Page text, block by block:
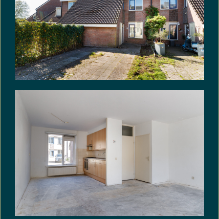
onjuistheden, onvolledigheden of de gevolgen
daarvan.
Alle opgegeven maten en oppervlakten zijn
indicatief. De oppervlakten zijn gemeten conform
de Branche Brede Meetinstructie (BBMI), die is
gebaseerd op de NEN2580 norm.
Koper heeft een eigen onderzoeksplicht naar alle
zaken die voor hem of haar van belang zijn. De
makelaar treedt op als adviseur van verkoper. Wij
Indien u specifieke wensen heeft ten aanzien van
de woning, adviseren wij u deze tijdig kenbaar te
maken en hiernaar zelfstandig onderzoek te
(laten) doen. Indien u geen deskundige
vertegenwoordiger inschakelt, wordt u geacht zelf
voldoende deskundig te zijn om alle relevante
zaken te kunnen beoordelen. De NVM-
voorwaarden zijn van toepassing.
Uitponding:
Deze woning wordt verkocht in het kader van